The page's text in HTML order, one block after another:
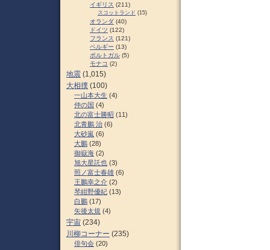
イギリス (211)
スコットランド (15)
オランダ (40)
ドイツ (122)
フランス (121)
ベルギー (13)
ポルトガル (5)
モナコ (2)
地震 (1,015)
大相撲 (100)
一山本大生 (4)
仲の国 (4)
北の富士勝昭 (11)
北青鵬 治 (6)
大砂嵐 (6)
大鵬 (28)
御嶽海 (2)
旭大星託也 (3)
照ノ富士春雄 (6)
王鵬幸之介 (2)
琴紺野優紀 (13)
白鵬 (17)
矢後太規 (4)
宇宙 (234)
川柳コーナー (235)
俳句会 (20)